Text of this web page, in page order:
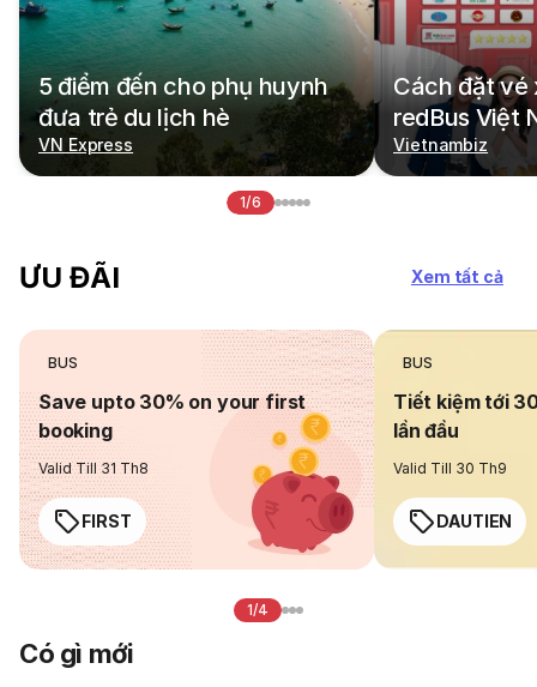
5 điểm đến cho phụ huynh
đưa trẻ du lịch hè
VN Express
Cách đặt vé
redBus Việt
Vietnambiz
1/6
ƯU ĐÃI Xem tất cả
BUS
Save upto 30% on your first
booking
Valid Till 31 Th8
FIRST
BUS
Tiết kiệm tới
lần đầu
Valid Till 30 Th9
DAUTIEN
1/4
Có gì mới